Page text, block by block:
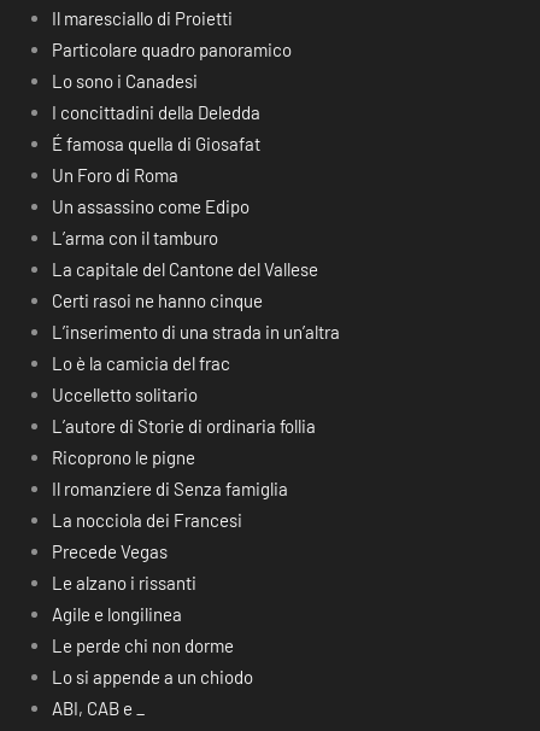
Il maresciallo di Proietti
Particolare quadro panoramico
Lo sono i Canadesi
I concittadini della Deledda
É famosa quella di Giosafat
Un Foro di Roma
Un assassino come Edipo
L’arma con il tamburo
La capitale del Cantone del Vallese
Certi rasoi ne hanno cinque
L’inserimento di una strada in un’altra
Lo è la camicia del frac
Uccelletto solitario
L’autore di Storie di ordinaria follia
Ricoprono le pigne
Il romanziere di Senza famiglia
La nocciola dei Francesi
Precede Vegas
Le alzano i rissanti
Agile e longilinea
Le perde chi non dorme
Lo si appende a un chiodo
ABI, CAB e _